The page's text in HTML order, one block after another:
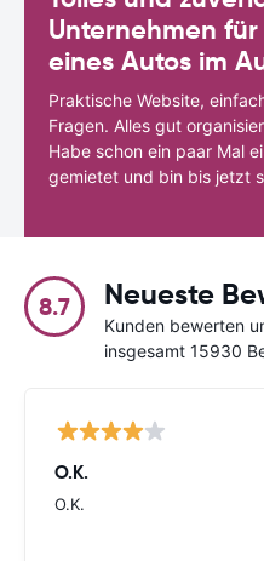
Unternehmen
eines Autos im
Praktische Website,
Fragen. Alles gut
Habe schon ein paar Mal
gemietet und bin bis jetzt
8.7 Neueste
Kunden bewerten
insgesamt 15930
O.K.
O.K.